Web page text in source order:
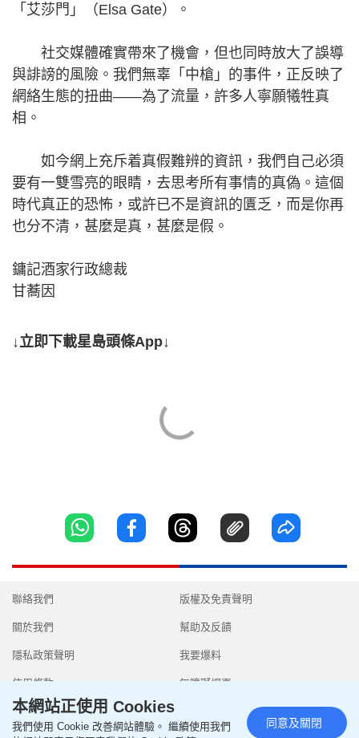
「艾莎門」（Elsa Gate）。
社交媒體確實帶來了機會，但也同時放大了誤導
與誹謗的風險。我們無辜「中槍」的事件，正反映了
網絡生態的扭曲——為了流量，許多人寧願犧牲真
相。
如今網上充斥着真假難辨的資訊，我們自己必須
要有一雙雪亮的眼睛，去思考所有事情的真偽。這個
時代真正的恐怖，或許已不是資訊的匱乏，而是你再
也分不清，甚麼是真，甚麼是假。
鏞記酒家行政總裁
甘蕎因
↓立即下載星島頭條App↓
聯絡我們
關於我們
隱私政策聲明
使用條款
版權及免責聲明
幫助及反饋
我要爆料
無障礙網頁
本網站正使用 Cookies
我們使用 Cookie 改善網站體驗。 繼續使用我們
同意及關閉